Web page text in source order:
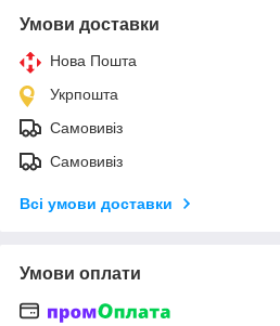
Умови доставки
Нова Пошта
Укрпошта
Самовивіз
Самовивіз
Всі умови доставки
Умови оплати